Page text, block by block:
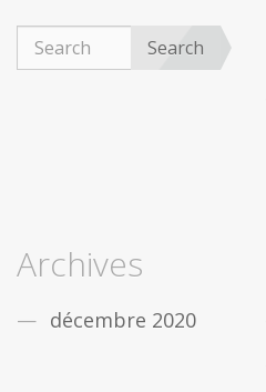
Search
Archives
décembre 2020